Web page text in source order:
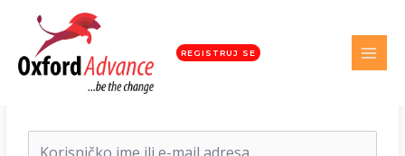
REGISTRUJ SE
Dobrodošli nazad!